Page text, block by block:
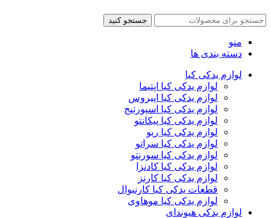
جستجو کنید
منو
دسته بندی ها
لوازم یدکی کیا
لوازم یدکی کیا اپتیما
لوازم یدکی کیا اپیروس
لوازم یدکی کیا اسپورتیج
لوازم یدکی کیا پیکانتو
لوازم یدکی کیا ریو
لوازم یدکی کیا سراتو
لوازم یدکی کیا سورنتو
لوازم یدکی کیا کادنزا
لوازم یدکی کیا کارنز
قطعات یدکی کیا کارنیوال
لوازم یدکی کیا موهاوی
لوازم یدکی هیوندای